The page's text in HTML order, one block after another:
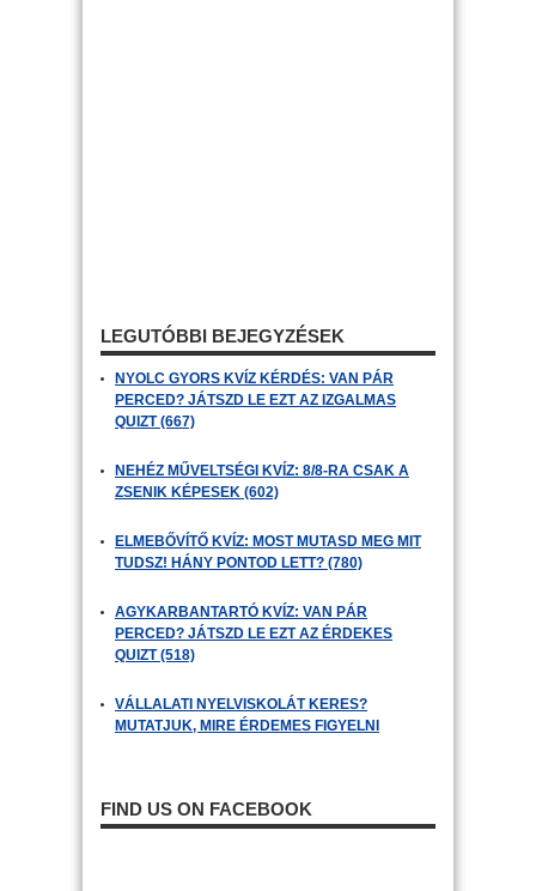
LEGUTÓBBI BEJEGYZÉSEK
NYOLC GYORS KVÍZ KÉRDÉS: VAN PÁR
PERCED? JÁTSZD LE EZT AZ IZGALMAS
QUIZT (667)
NEHÉZ MŰVELTSÉGI KVÍZ: 8/8-RA CSAK A
ZSENIK KÉPESEK (602)
ELMEBŐVÍTŐ KVÍZ: MOST MUTASD MEG MIT
TUDSZ! HÁNY PONTOD LETT? (780)
AGYKARBANTARTÓ KVÍZ: VAN PÁR
PERCED? JÁTSZD LE EZT AZ ÉRDEKES
QUIZT (518)
VÁLLALATI NYELVISKOLÁT KERES?
MUTATJUK, MIRE ÉRDEMES FIGYELNI
FIND US ON FACEBOOK